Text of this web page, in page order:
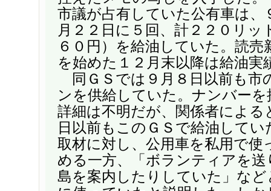
市議が占有していた公有車は、
月２２日に５回、計２２０リッ
６０円）を給油していた。読売
を始めた１２月末以降は給油実
同ＧＳでは９月８日以前も市
ンを供給していた。ナンバー
詳細は不明だが、関係者による
日以前もこのＧＳで給油して
取材に対し、公用車を私用で使
める一方、「ボランティアを
島を案内したりしていた」など